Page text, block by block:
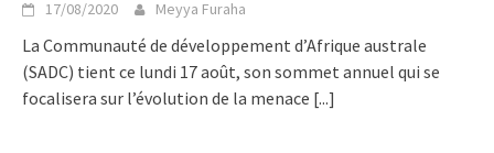
17/08/2020 Meyya Furaha
La Communauté de développement d’Afrique australe
(SADC) tient ce lundi 17 août, son sommet annuel qui se
focalisera sur l’évolution de la menace [...]